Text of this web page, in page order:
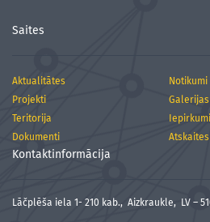
Saites
Aktualitātes
Notikumi
Projekti
Galerijas
Teritorija
Iepirkumi
Dokumenti
Kontaktinformācija
Lāčplēša iela 1- 210 kab., Aizkraukle, LV –